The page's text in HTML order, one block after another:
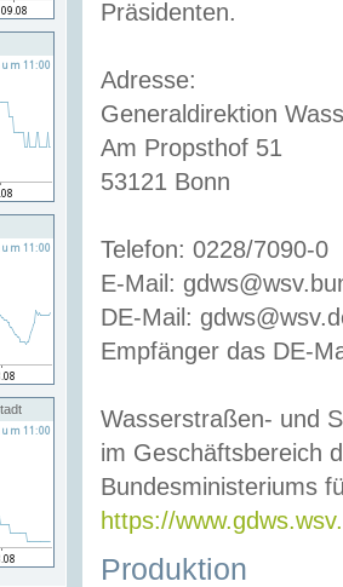
Präsidenten.
Adresse:
Generaldirektion
Am Propsthof 51
53121 Bonn
Telefon: 0228/7090-0
E-Mail:
DE-Mail:
Empfänger das DE-
Wasserstraßen- und
im Geschäftsbereich
Bundesministeriums
https://
Produktion